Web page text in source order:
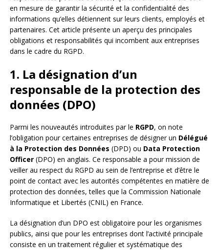
en mesure de garantir la sécurité et la confidentialité des
informations qu’elles détiennent sur leurs clients, employés et
partenaires. Cet article présente un aperçu des principales
obligations et responsabilités qui incombent aux entreprises
dans le cadre du RGPD.
1. La désignation d’un
responsable de la protection des
données (DPO)
Parmi les nouveautés introduites par le RGPD, on note
l’obligation pour certaines entreprises de désigner un Délégué
à la Protection des Données (DPD) ou Data Protection
Officer (DPO) en anglais. Ce responsable a pour mission de
veiller au respect du RGPD au sein de l’entreprise et d’être le
point de contact avec les autorités compétentes en matière de
protection des données, telles que la Commission Nationale
Informatique et Libertés (CNIL) en France.
La désignation d’un DPO est obligatoire pour les organismes
publics, ainsi que pour les entreprises dont l’activité principale
consiste en un traitement régulier et systématique des